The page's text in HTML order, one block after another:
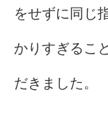
をせずに同じ
かりすぎるこ
だきました。